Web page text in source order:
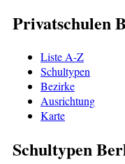
Privatschulen
Liste A-Z
Schultypen
Bezirke
Ausrichtung
Karte
Schultypen